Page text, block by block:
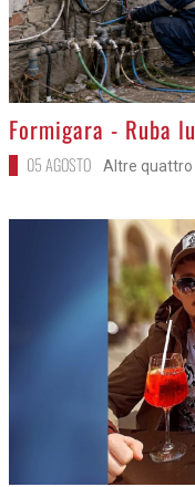
>
Formigara - Ruba
05 AGOSTO Altre quattro